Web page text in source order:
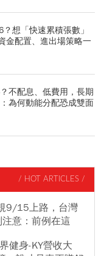
想「快速累積張數」
金配置、進出場策略一
不配息、低費用，長期
為何動能分配恐成雙面
/ HOT ARTICLES /
9/15上路，台灣
意：前例在這
健身-KY營收大